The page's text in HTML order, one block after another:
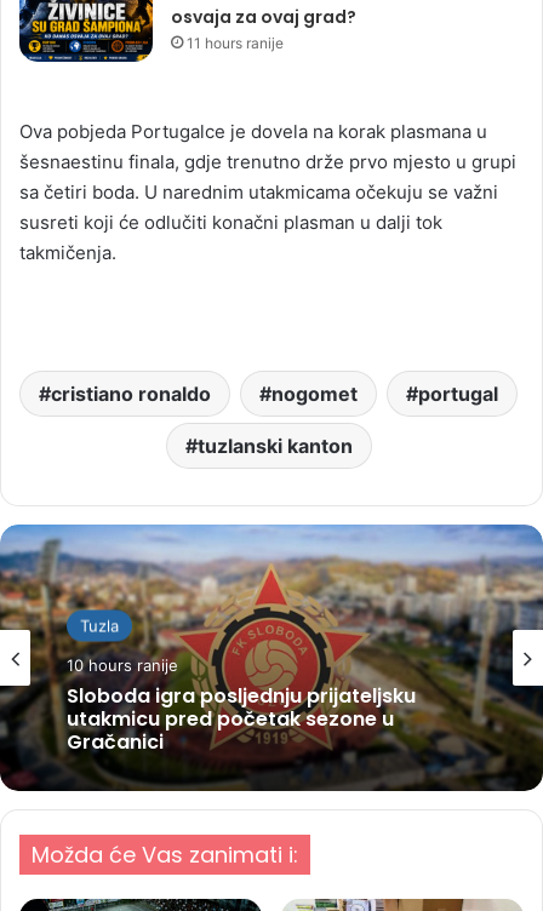
osvaja za ovaj grad?
11 hours ranije
Ova pobjeda Portugalce je dovela na korak plasmana u
šesnaestinu finala, gdje trenutno drže prvo mjesto u grupi
sa četiri boda. U narednim utakmicama očekuju se važni
susreti koji će odlučiti konačni plasman u dalji tok
takmičenja.
cristiano ronaldo nogomet portugal
tuzlanski kanton
Tuzla
10 hours ranije
Sloboda igra posljednju prijateljsku
utakmicu pred početak sezone u
Gračanici
Možda će Vas zanimati i: